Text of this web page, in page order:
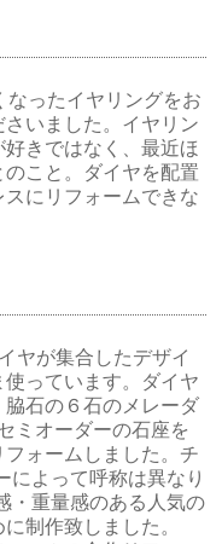
なったイヤリングをお
いました。イヤリン
きではなく、最近ほ
こと。ダイヤを配置
にリフォームできな
ヤが集合したデザイ
っています。ダイヤ
石の６石のメレーダ
ミオーダーの石座を
ォームしました。チ
によって呼称は異なり
・重量感のある人気の
制作致しました。